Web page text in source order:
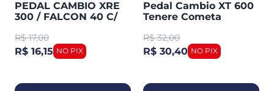
PEDAL CAMBIO XRE
300 / FALCON 40 C/
SMARTFOX
R$ 17,00
R$ 16,15
Pedal Cambio XT 600
Tenere Cometa
R$ 32,00
R$ 30,40